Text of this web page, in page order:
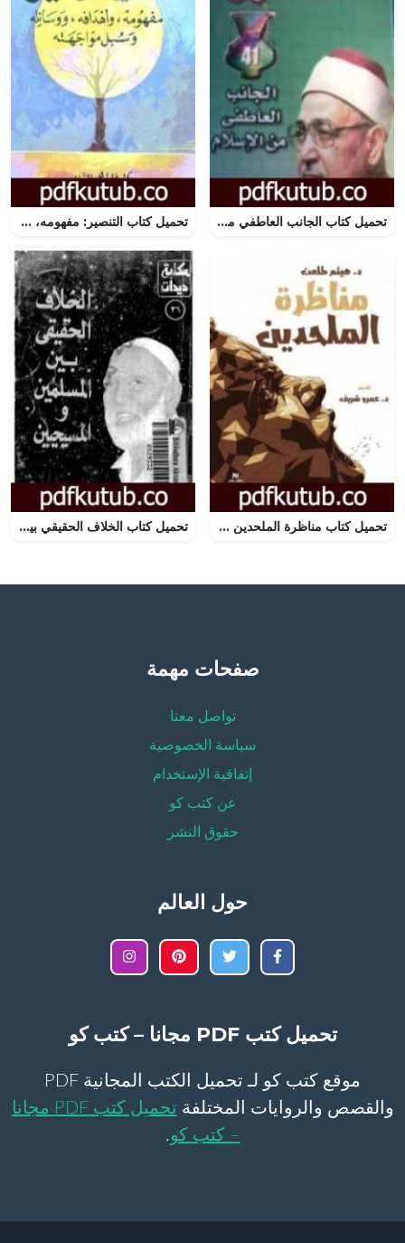
تحميل كتاب الجانب العاطفي من الإسلام PDF تأليف محمد الغزالي مجانا [كامل] تحميل كتاب التنصير: مفهومه، و أهدافه، ووسائله، و سبل مواجهته PDF تأليف علي بن إبراهيم النملة مجانا [كامل]
تحميل كتاب مناظرة الملحدين PDF تأليف هيثم طلعت علي سرور مجانا [كامل] تحميل كتاب الخلاف الحقيقي بين المسلمين والمسيحيين PDF تأليف أحمد ديدات مجانا [كامل]
صفحات مهمة
تواصل معنا
سياسة الخصوصية
إتفاقية الإستخدام
عن كتب كو
حقوق النشر
حول العالم
تحميل كتب PDF مجانا – كتب كو
موقع كتب كو لـ تحميل الكتب المجانية PDF
والقصص والروايات المختلفة
تحميل كتب PDF مجانا
– كتب كو.